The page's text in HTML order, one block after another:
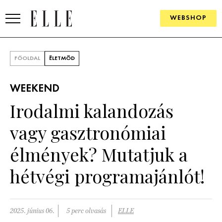
WEBSHOP
SZÉPSÉG
KULTÚRA
PSZICHÉ
PÁRKAPCSOLAT
FŐOLDAL ÉLETMÓD
WEEKEND
Irodalmi kalandozás
vagy gasztronómiai
élmények? Mutatjuk a
hétvégi programajánlót!
2025. június 06. 5 perc olvasás ELLE